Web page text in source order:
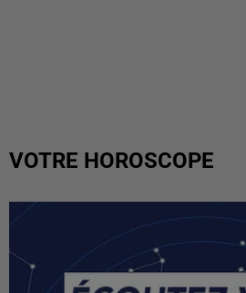
VOTRE HOROSCOPE